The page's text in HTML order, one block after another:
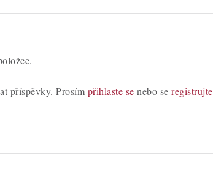
příspěvky. Prosím přihlaste se nebo se registrujte